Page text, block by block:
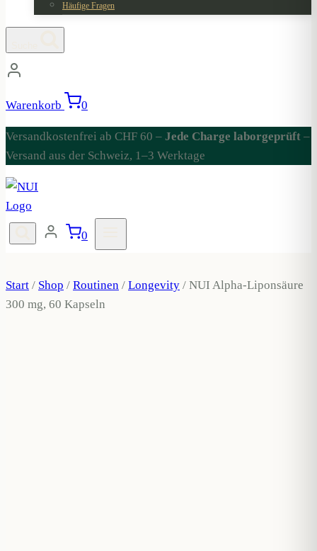
Häufige Fragen
Warenkorb 0
Versandkostenfrei ab CHF 60 – Jede Charge laborgeprüft –
Versand aus der Schweiz, 1–3 Werktage
0
Start / Shop / Routinen / Longevity / NUI Alpha-Liponsäure
300 mg, 60 Kapseln